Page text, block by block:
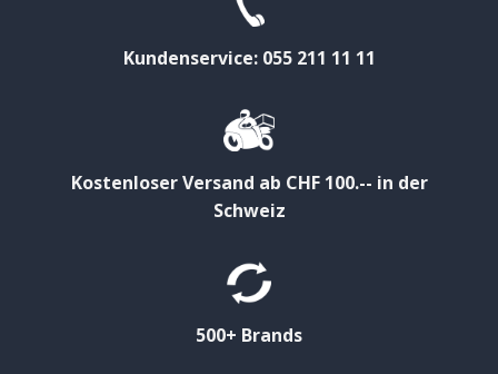
Kundenservice: 055 211 11 11
Kostenloser Versand ab CHF 100.-- in der
Schweiz
500+ Brands